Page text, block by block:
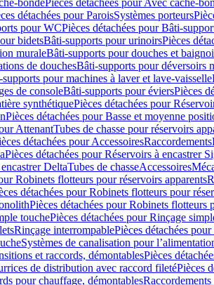
bondePièces détachées pour Avec cache-
détachées pour ParoisSystèmes porteurs
pour WCPièces détachées pour Bâti-
bidetsBâti-supports pour urinoirsPièces
muraleBâti-supports pour douches et
de douchesBâti-supports pour déversoirs
pour machines à laver et lave-vaisselle
de consoleBâti-supports pour éviersPièces
synthétiquePièces détachées pour
Pièces détachées pour Basse et moyenne
AttenantTubes de chasse pour réservoirs
détachées pour AccessoiresRaccordements
Pièces détachées pour Réservoirs à encastrer
DeltaTubes de chasseAccessoires
Robinets flotteurs pour réservoirs apparents
détachées pour Robinets flotteurs pour
Pièces détachées pour Robinets flotteurs
touchePièces détachées pour Rinçage
Rinçage interrompablePièces détachées
Systèmes de canalisation pour
et raccords, démontablesPièces
de distribution avec raccord filetéPièces
pour chauffage, démontables